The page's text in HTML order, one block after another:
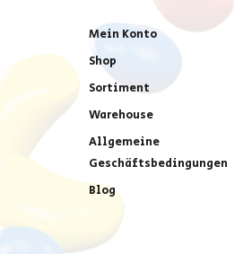
Mein Konto
Shop
Sortiment
Warehouse
Allgemeine
Geschäftsbedingungen
Blog